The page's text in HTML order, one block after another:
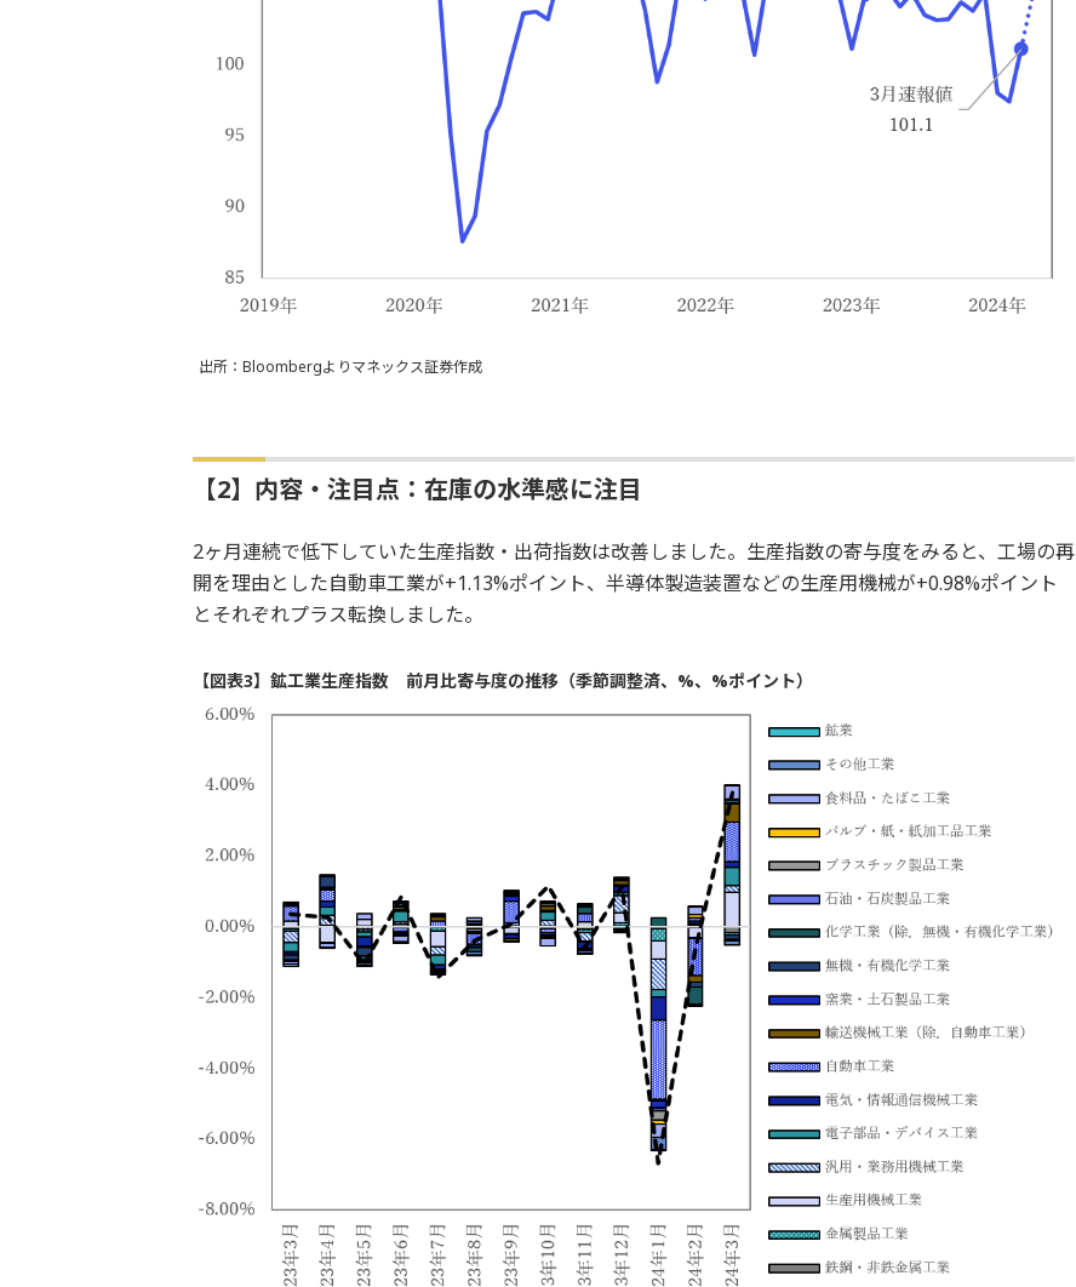
出所：Bloombergよりマネックス証券作成
【2】内容・注目点：在庫の水準感に注目
2ヶ月連続で低下していた生産指数・出荷指数は改善しました。生産指数の寄与度をみると、工場の再
開を理由とした自動車工業が+1.13%ポイント、半導体製造装置などの生産用機械が+0.98%ポイント
とそれぞれプラス転換しました。
【図表3】鉱工業生産指数 前月比寄与度の推移（季節調整済、%、%ポイント）